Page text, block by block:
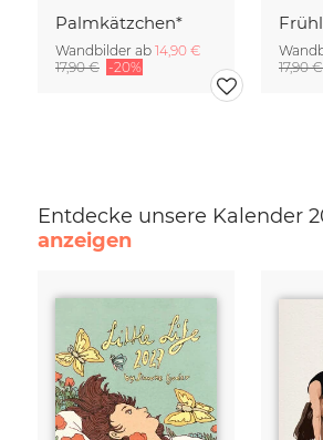
Palmkätzchen*
Wandbilder ab 14,90 €
17,90 € -20%
17,90 €
Entdecke unsere Kalender
anzeigen